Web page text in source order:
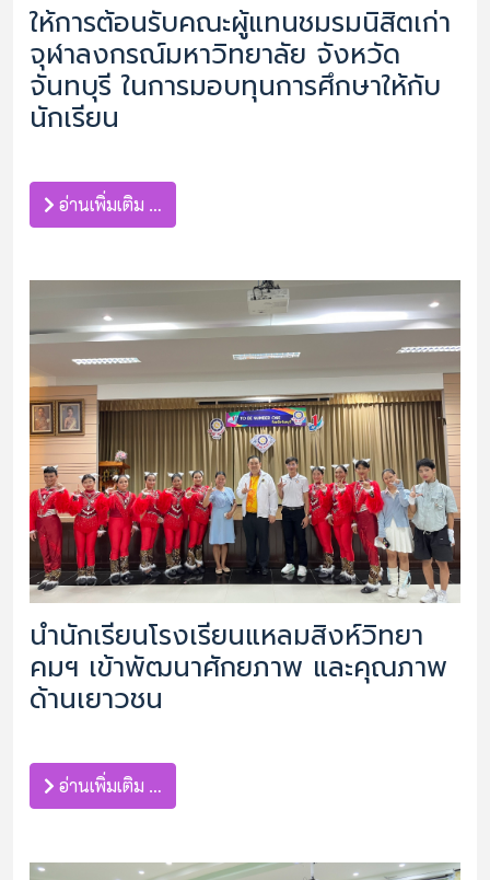
ให้การต้อนรับคณะผู้แทนชมรมนิสิตเก่า
จุฬาลงกรณ์มหาวิทยาลัย จังหวัด
จันทบุรี ในการมอบทุนการศึกษาให้กับ
นักเรียน
อ่านเพิ่มเติม …
นำนักเรียนโรงเรียนแหลมสิงห์วิทยา
คมฯ เข้าพัฒนาศักยภาพ และคุณภาพ
ด้านเยาวชน
อ่านเพิ่มเติม …